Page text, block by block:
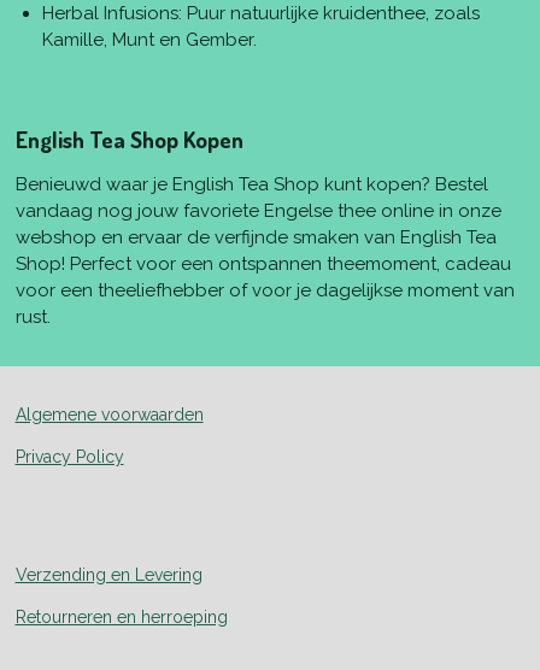
Herbal Infusions: Puur natuurlijke kruidenthee, zoals
Kamille, Munt en Gember.
English Tea Shop Kopen
Benieuwd waar je English Tea Shop kunt kopen? Bestel
vandaag nog jouw favoriete Engelse thee online in onze
webshop en ervaar de verfijnde smaken van English Tea
Shop! Perfect voor een ontspannen theemoment, cadeau
voor een theeliefhebber of voor je dagelijkse moment van
rust.
Algemene voorwaarden
Privacy Policy
Verzending en Levering
Retourneren en herroeping